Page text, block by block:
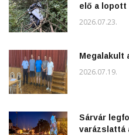
elő a lopott
2026.07.23.
Megalakult
2026.07.19.
Sárvár
varázslattá